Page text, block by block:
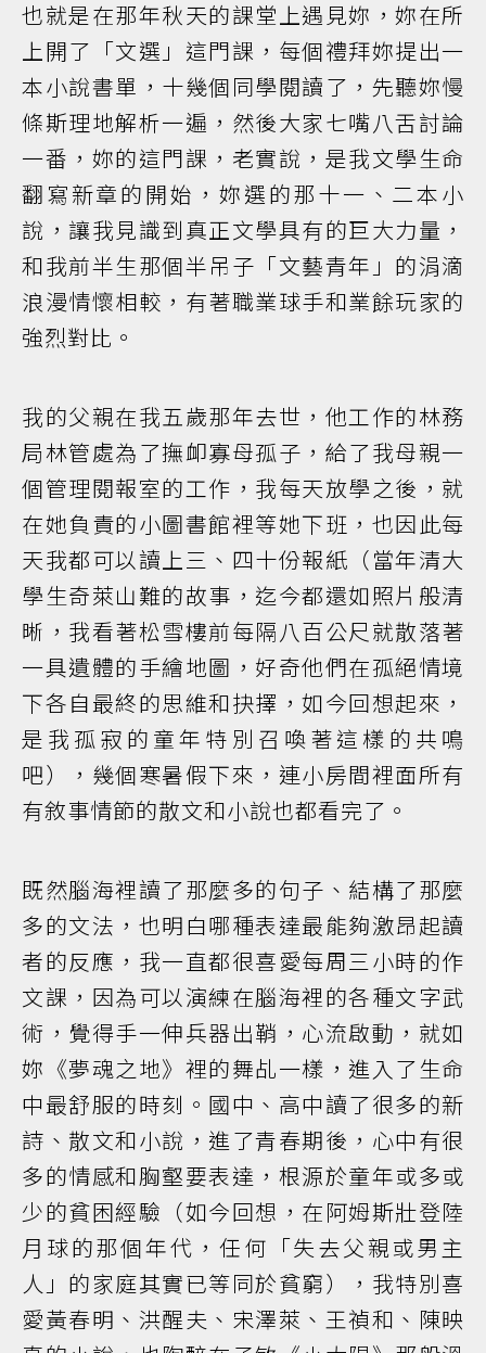
也就是在那年秋天的課堂上遇見妳，妳在所
上開了「文選」這門課，每個禮拜妳提出一
本小說書單，十幾個同學閱讀了，先聽妳慢
條斯理地解析一遍，然後大家七嘴八舌討論
一番，妳的這門課，老實說，是我文學生命
翻寫新章的開始，妳選的那十一、二本小
說，讓我見識到真正文學具有的巨大力量，
和我前半生那個半吊子「文藝青年」的涓滴
浪漫情懷相較，有著職業球手和業餘玩家的
強烈對比。
我的父親在我五歲那年去世，他工作的林務
局林管處為了撫卹寡母孤子，給了我母親一
個管理閱報室的工作，我每天放學之後，就
在她負責的小圖書館裡等她下班，也因此每
天我都可以讀上三、四十份報紙（當年清大
學生奇萊山難的故事，迄今都還如照片般清
晰，我看著松雪樓前每隔八百公尺就散落著
一具遺體的手繪地圖，好奇他們在孤絕情境
下各自最終的思維和抉擇，如今回想起來，
是我孤寂的童年特別召喚著這樣的共鳴
吧），幾個寒暑假下來，連小房間裡面所有
有敘事情節的散文和小說也都看完了。
既然腦海裡讀了那麼多的句子、結構了那麼
多的文法，也明白哪種表達最能夠激昂起讀
者的反應，我一直都很喜愛每周三小時的作
文課，因為可以演練在腦海裡的各種文字武
術，覺得手一伸兵器出鞘，心流啟動，就如
妳《夢魂之地》裡的舞乩一樣，進入了生命
中最舒服的時刻。國中、高中讀了很多的新
詩、散文和小說，進了青春期後，心中有很
多的情感和胸壑要表達，根源於童年或多或
少的貧困經驗（如今回想，在阿姆斯壯登陸
月球的那個年代，任何「失去父親或男主
人」的家庭其實已等同於貧窮），我特別喜
愛黃春明、洪醒夫、宋澤萊、王禎和、陳映